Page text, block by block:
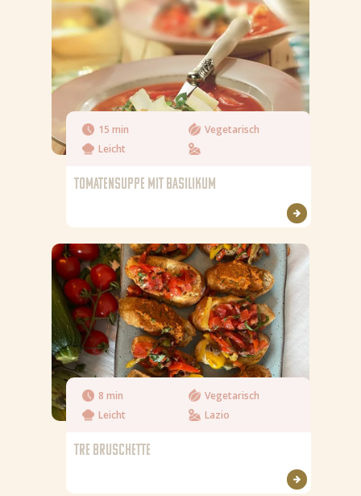
15 min
Vegetarisch
Leicht
TOMATENSUPPE MIT BASILIKUM
8 min
Vegetarisch
Leicht
Lazio
TRE BRUSCHETTE